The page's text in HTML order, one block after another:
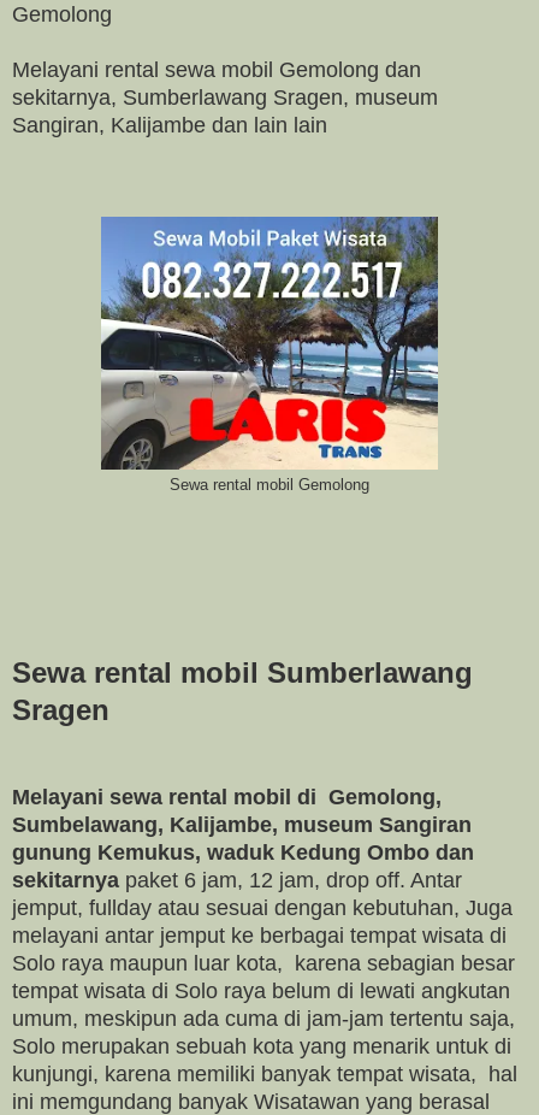
Gemolong
Melayani rental sewa mobil Gemolong dan
sekitarnya, Sumberlawang Sragen, museum
Sangiran, Kalijambe dan lain lain
Sewa rental mobil Gemolong
Sewa rental mobil Sumberlawang
Sragen
Melayani sewa rental mobil di Gemolong,
Sumbelawang, Kalijambe, museum Sangiran
gunung Kemukus, waduk Kedung Ombo dan
sekitarnya paket 6 jam, 12 jam, drop off. Antar
jemput, fullday atau sesuai dengan kebutuhan, Juga
melayani antar jemput ke berbagai tempat wisata di
Solo raya maupun luar kota, karena sebagian besar
tempat wisata di Solo raya belum di lewati angkutan
umum, meskipun ada cuma di jam-jam tertentu saja,
Solo merupakan sebuah kota yang menarik untuk di
kunjungi, karena memiliki banyak tempat wisata, hal
ini memgundang banyak Wisatawan yang berasal